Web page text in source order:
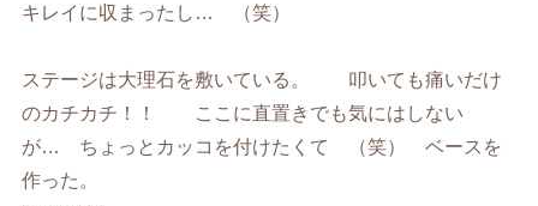
キレイに収まったし… （笑）
ステージは大理石を敷いている。 叩いても痛いだけ
のカチカチ！！ ここに直置きでも気にはしない
が… ちょっとカッコを付けたくて （笑） ベースを
作った。